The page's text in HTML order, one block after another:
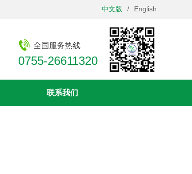
中文版 / English
全国服务热线
0755-26611320
联系我们